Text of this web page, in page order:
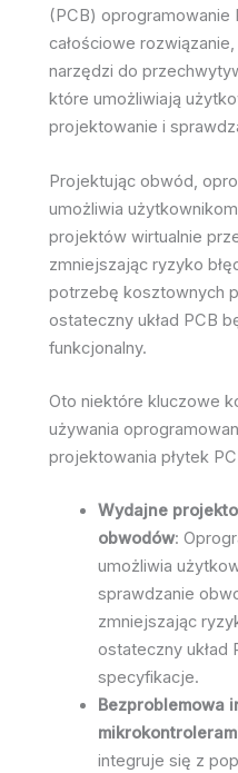
(PCB) oprogramowanie
całościowe
narzędzi do
które umożliwiają
projektowanie i
Projektując obwód,
umożliwia
projektów wirtualnie
zmniejszając ryzyko
potrzebę kosztownych
ostateczny układ PCB
funkcjonalny.
Oto niektóre kluczowe
używania
projektowania płytek
Wydajne
obwodów:
umożliwia
sprawdzanie
zmniejszając
ostateczny układ
specyfikacje.
Bezproblemowa
integruje się z